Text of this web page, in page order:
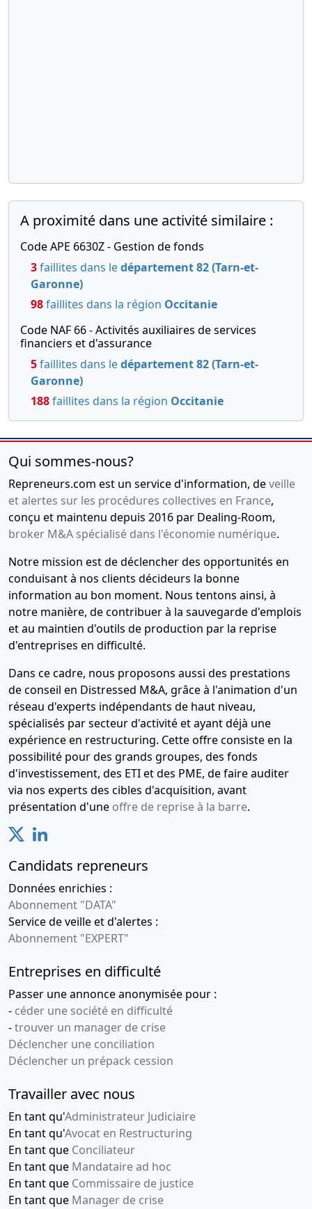
A proximité dans une activité similaire :
Code APE 6630Z - Gestion de fonds
3faillites dans ledépartement 82 (Tarn-et-
Garonne)
98faillites dans la région Occitanie
Code NAF 66 - Activités auxiliaires de services
financiers et d'assurance
5faillites dans ledépartement 82 (Tarn-et-
Garonne)
188faillites dans la région Occitanie
Qui sommes-nous?
Repreneurs.com est un service d'information, deveille
et alertes sur les procédures collectives en France,
conçu et maintenu depuis 2016 par Dealing-Room,
broker M&A spécialisé dans l'économie numérique.
Notre mission est de déclencher des opportunités en
conduisant à nos clients décideurs la bonne
information au bon moment. Nous tentons ainsi, à
notre manière, de contribuer à la sauvegarde d'emplois
et au maintien d'outils de production par la reprise
d'entreprises en difficulté.
Dans ce cadre, nous proposons aussi des prestations
de conseil en Distressed M&A, grâce à l'animation d'un
réseau d'experts indépendants de haut niveau,
spécialisés par secteur d'activité et ayant déjà une
expérience en restructuring. Cette offre consiste en la
possibilité pour des grands groupes, des fonds
d'investissement, des ETI et des PME, de faire auditer
via nos experts des cibles d'acquisition, avant
présentation d'une offre de reprise à la barre.
Candidats repreneurs
Données enrichies :
Abonnement "DATA"
Service de veille et d'alertes :
Abonnement "EXPERT"
Entreprises en difficulté
Passer une annonce anonymisée pour :
- céder une société en difficulté
-trouver un manager de crise
Déclencher une conciliation
Déclencher un prépack cession
Travailler avec nous
En tant qu'Administrateur Judiciaire
En tant qu'Avocat en Restructuring
En tant que Conciliateur
En tant que Mandataire ad hoc
En tant que Commissaire de justice
En tant que Manager de crise